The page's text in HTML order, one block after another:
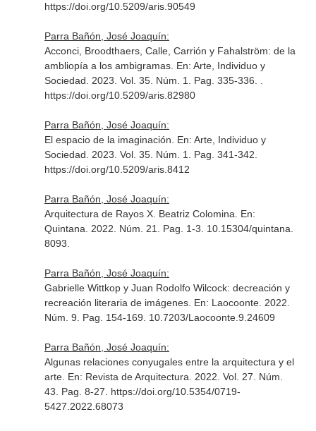
https://doi.org/10.5209/aris.90549
Parra Bañón, José Joaquín:
Acconci, Broodthaers, Calle, Carrión y Fahalström: de la
ambliopía a los ambigramas. En: Arte, Individuo y
Sociedad . 2023. Vol. 35. Núm. 1. Pag. 335-336. .
https://doi.org/10.5209/aris.82980
Parra Bañón, José Joaquín:
El espacio de la imaginación. En: Arte, Individuo y
Sociedad . 2023. Vol. 35. Núm. 1. Pag. 341-342.
https://doi.org/10.5209/aris.8412
Parra Bañón, José Joaquín:
Arquitectura de Rayos X. Beatriz Colomina. En:
Quintana . 2022. Núm. 21. Pag. 1-3. 10.15304/quintana.
8093.
Parra Bañón, José Joaquín:
Gabrielle Wittkop y Juan Rodolfo Wilcock: decreación y
recreación literaria de imágenes. En: Laocoonte. 2022.
Núm. 9. Pag. 154-169. 10.7203/Laocoonte.9.24609
Parra Bañón, José Joaquín:
Algunas relaciones conyugales entre la arquitectura y el
arte. En: Revista de Arquitectura . 2022. Vol. 27. Núm.
43. Pag. 8-27. https://doi.org/10.5354/0719-
5427.2022.68073